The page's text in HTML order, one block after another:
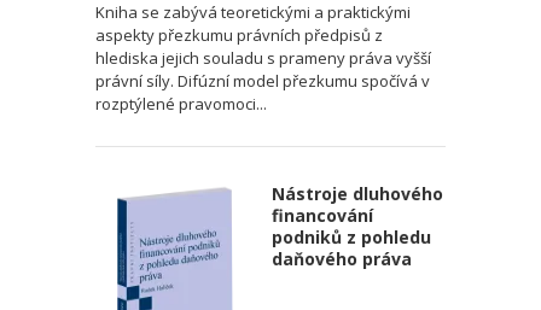
Kniha se zabývá teoretickými a praktickými
aspekty přezkumu právních předpisů z
hlediska jejich souladu s prameny práva vyšší
právní síly. Difúzní model přezkumu spočívá v
rozptýlené pravomoci...
Nástroje dluhového
financování
podniků z pohledu
daňového práva